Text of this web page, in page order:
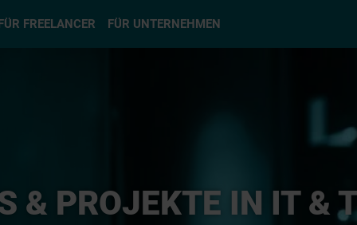
FREELANCER FÜR UNTERNEHMEN
& PROJEKTE IN IT &